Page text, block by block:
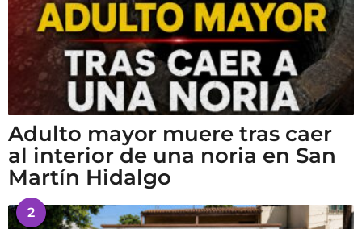
Adulto mayor muere tras caer
al interior de una noria en San
Martín Hidalgo
2